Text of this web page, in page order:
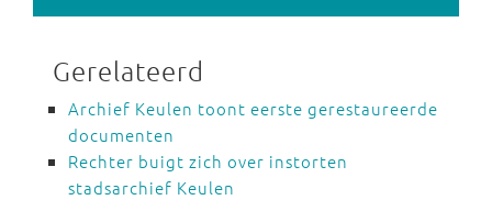
Gerelateerd
Archief Keulen toont eerste gerestaureerde
documenten
Rechter buigt zich over instorten
stadsarchief Keulen